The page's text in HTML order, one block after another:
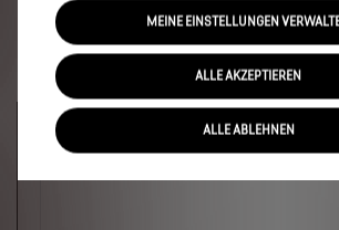
Welches Fahrzeug?
MEINE EINSTELLUNGEN
ALLE AKZEPTIEREN
ALLE ABLEHNEN